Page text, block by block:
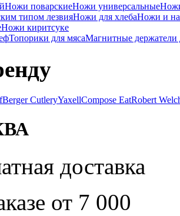
Ножи поварскиеНожи универсальные
типом лезвияНожи для хлебаНожи и
Ножи киритсуке
Топорики для мясаМагнитные держатели
Berger CutleryYaxellCompose EatRobert
доставка
от 7 000